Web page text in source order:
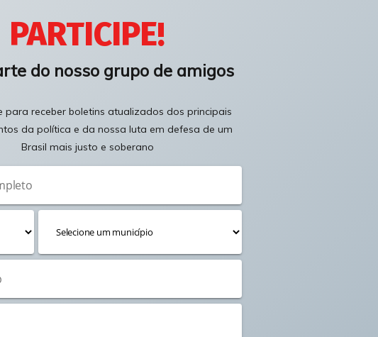
PARTICIPE!
do nosso grupo de amigos
para receber boletins atualizados dos principais
da política e da nossa luta em defesa de um
Brasil mais justo e soberano